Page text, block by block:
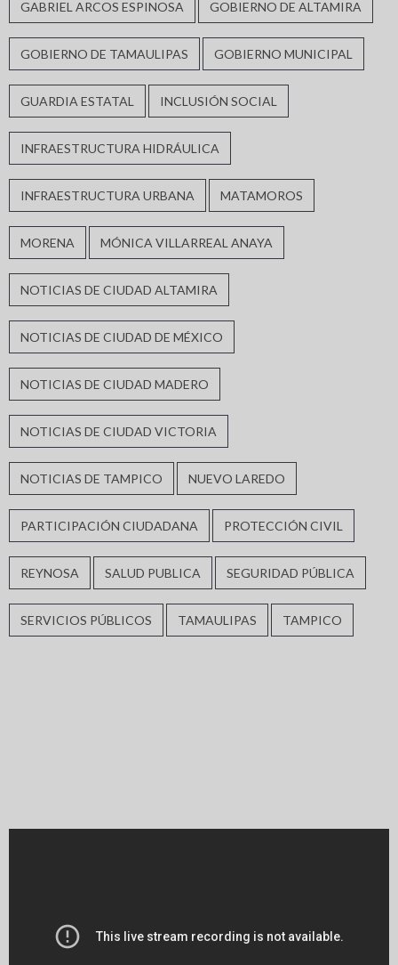
GABRIEL ARCOS ESPINOSA GOBIERNO DE ALTAMIRA
GOBIERNO DE TAMAULIPAS GOBIERNO MUNICIPAL
GUARDIA ESTATAL INCLUSIÓN SOCIAL
INFRAESTRUCTURA HIDRÁULICA
INFRAESTRUCTURA URBANA MATAMOROS
MORENA MÓNICA VILLARREAL ANAYA
NOTICIAS DE CIUDAD ALTAMIRA
NOTICIAS DE CIUDAD DE MÉXICO
NOTICIAS DE CIUDAD MADERO
NOTICIAS DE CIUDAD VICTORIA
NOTICIAS DE TAMPICO NUEVO LAREDO
PARTICIPACIÓN CIUDADANA PROTECCIÓN CIVIL
REYNOSA SALUD PUBLICA SEGURIDAD PÚBLICA
SERVICIOS PÚBLICOS TAMAULIPAS TAMPICO